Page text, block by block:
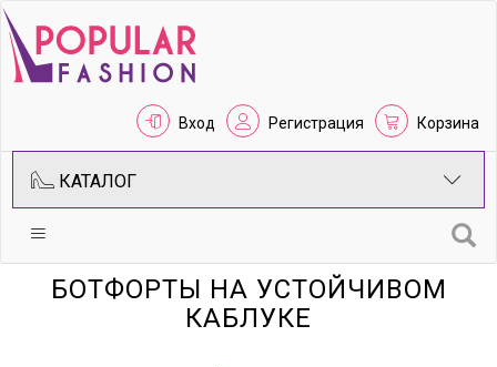
Вход Регистрация Корзина
КАТАЛОГ
БОТФОРТЫ НА УСТОЙЧИВОМ
КАБЛУКЕ